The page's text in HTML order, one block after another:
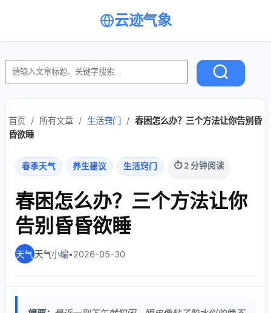
云迹气象
首页 / 所有文章 / 生活窍门 / 春困怎么办？三个方法让你告别昏
昏欲睡
春季天气 养生建议 生活窍门 ⏱ 2 分钟阅读
春困怎么办？三个方法让你
告别昏昏欲睡
天气小编•2026-05-30